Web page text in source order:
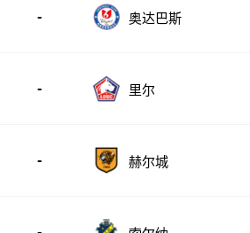
- 奥达巴斯
- 里尔
- 赫尔城